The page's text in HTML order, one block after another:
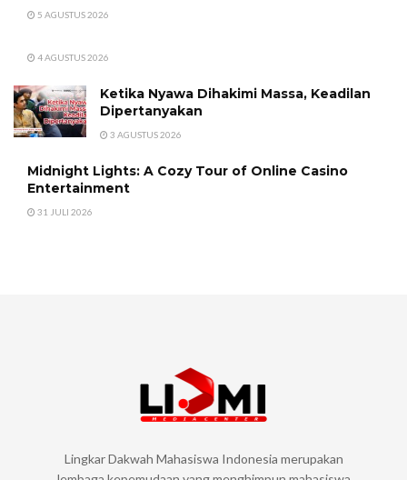
5 AGUSTUS 2026
4 AGUSTUS 2026
Ketika Nyawa Dihakimi Massa, Keadilan
Dipertanyakan
3 AGUSTUS 2026
Midnight Lights: A Cozy Tour of Online Casino
Entertainment
31 JULI 2026
Lingkar Dakwah Mahasiswa Indonesia merupakan